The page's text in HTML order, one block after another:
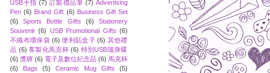
USB手指 (7) 訂製禮品筆 (7) Advertising
Pen (6) Brand Gift (6) Business Gift Set
(6)
Sports Bottle Gifts (6)
Stationery
Souvenir (6) USB Promotional Gifts (6)
不織布環保袋 (6) 便利貼盒子 (6) 其他禮
品 (6) 客製化馬克杯 (6) 特別USB隨身碟
(6) 獎牌 (6) 電子及數位紀念品 (6) 馬克杯
(6)
Bags (5) Ceramic Mug Gifts
(5)